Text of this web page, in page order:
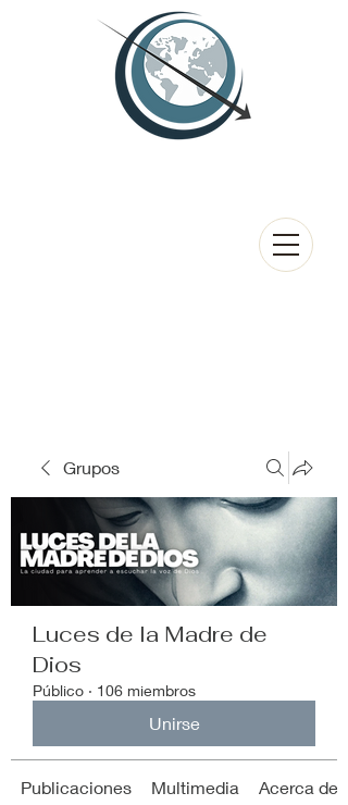
Grupos
Luces de la Madre de
Dios
Público · 106 miembros
Unirse
Publicaciones Multimedia Acerca de